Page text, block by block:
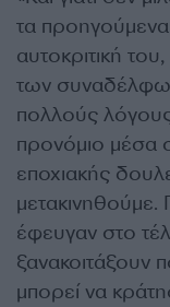
τα προηγούμενα
αυτοκριτική
των
πολλούς
προνόμιο μέσα
εποχιακής
μετακινηθούμε.
έφευγαν στο
ξανακοιτάξουν
μπορεί να